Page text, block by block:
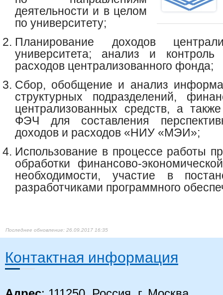
деятельности и в целом
по университету;
Планирование доходов
университета; анализ и
расходов централизованного фонда;
Сбор, обобщение и анализ
структурных подразделений,
централизованных средств, а
ФЭЧ для составления
доходов и расходов «НИУ «МЭИ»;
Использование в процессе работы
обработки финансово-
необходимости, участие в
разработчиками программного
26.09.2017 16:35
Контактная информация